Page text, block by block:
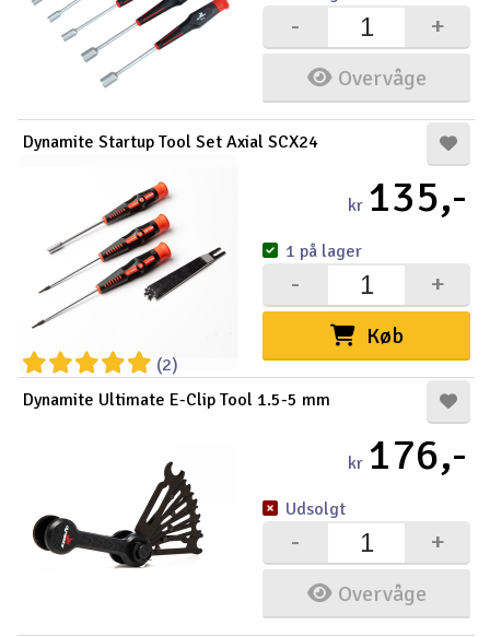
Overvåge
+
-
Dynamite Startup Tool Set Axial SCX24
(2)
kr 135,-
Køb
+
-
1 på lager
Dynamite Ultimate E-Clip Tool 1.5-5 mm
kr 176,-
Overvåge
+
-
Udsolgt